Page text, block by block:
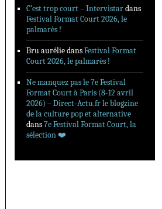
C’est trop court – Intervistardans
Festival Format Court 2026, le
palmarès !
Bru auréliedansFestival Format
Court 2026, le palmarès !
Ne manquez pas le 7e Festival
Format Court à Paris (8-12 avril
2026) – Direct-Actu.fr le blogzine
de la culture pop et alternative
dans7e Festival Format Court, la
sélection ❤️‍